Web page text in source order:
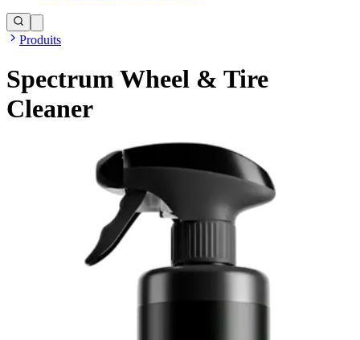
Produits
Spectrum Wheel & Tire
Cleaner